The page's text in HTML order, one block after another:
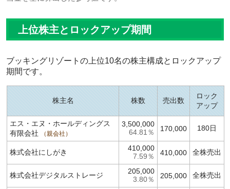
上位株主とロックアップ期間
ブッキングリゾートの上位10名の株主構成とロックアップ
期間です。
株主名 株数 売出数
ロック
アップ
エス・エヌ・ホールディングス
有限会社
親会社
3,500,000
64.81％ 170,000 180日
株式会社にしがき 410,000
7.59％ 410,000 全株売出
株式会社デジタルストレージ 205,000
3.80％ 205,000 全株売出